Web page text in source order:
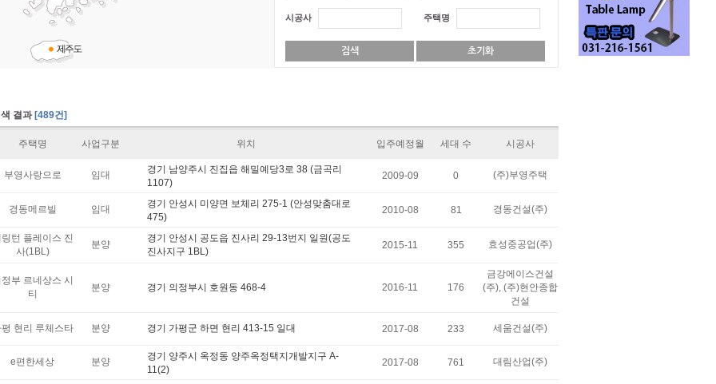
- 이천시 파주시 (3건)
시공사 주택명
결과 [489건]
주택명 사업구분 위치 입주예정월 세대 수 시공사
부영사랑으로 임대
경기 남양주시 진집읍 해밀예당3로 38 (금곡리
1107)
2009-09 0 (주)부영주택
경동메르빌 임대
경기 안성시 미양면 보체리 275-1 (안성맞춤대로
475)
2010-08 81 경동건설(주)
턴 플레이스 진
사(1BL)
분양
경기 안성시 공도읍 진사리 29-13번지 일원(공도
진사지구 1BL)
2015-11 355 효성중공업(주)
정부 르네상스 시
티
분양 경기 의정부시 호원동 468-4 2016-11 176
금강에이스건설
(주), (주)현안종합
건설
평 현리 루체스타 분양 경기 가평군 하면 현리 413-15 일대 2017-08 233 세움건설(주)
e편한세상 분양
경기 양주시 옥정동 양주옥정택지개발지구 A-
11(2)
2017-08 761 대림산업(주)